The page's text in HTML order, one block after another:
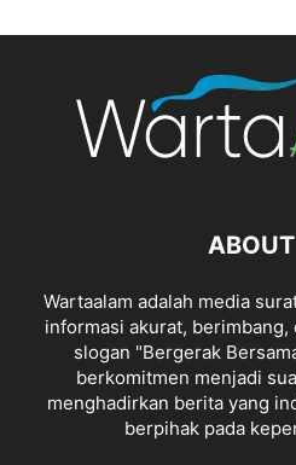
Wartaalam adalah media
informasi akurat, berimbang,
slogan "Bergerak
berkomitmen menjadi
menghadirkan berita yang
berpihak pada